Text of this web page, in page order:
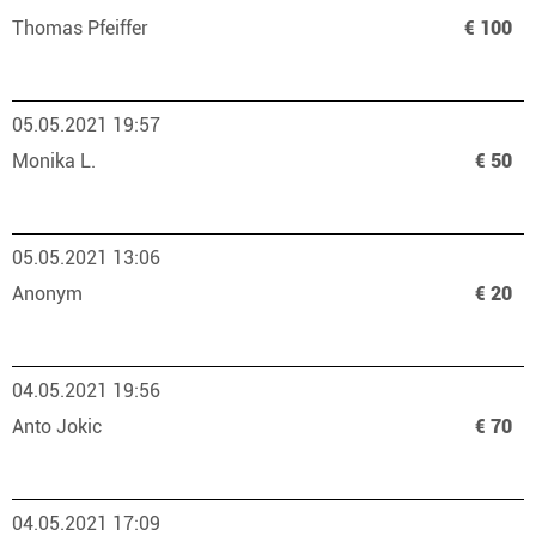
Thomas Pfeiffer
€ 100
05.05.2021 19:57
Monika L.
€ 50
05.05.2021 13:06
Anonym
€ 20
04.05.2021 19:56
Anto Jokic
€ 70
04.05.2021 17:09